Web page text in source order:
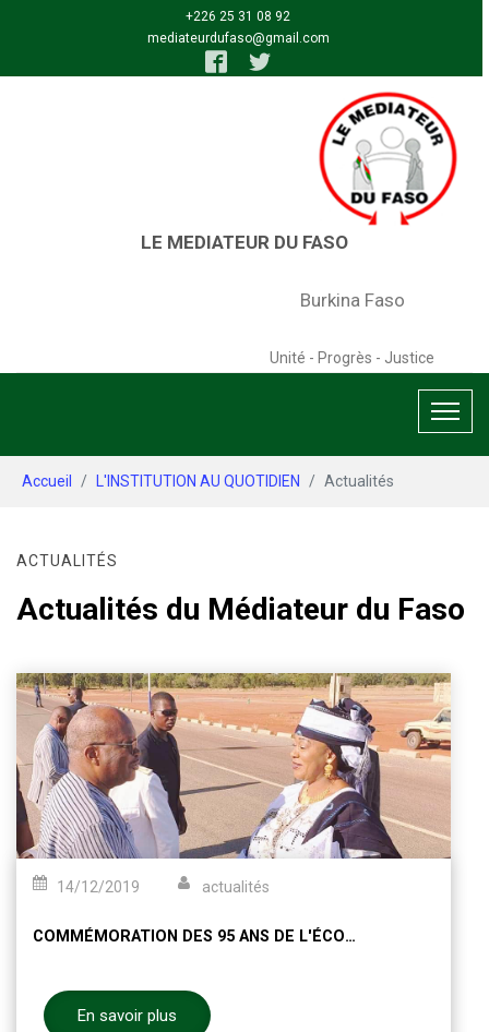
+226 25 31 08 92
mediateurdufaso@gmail.com
Burkina Faso
Unité - Progrès - Justice
Accueil L'INSTITUTION AU QUOTIDIEN Actualités
ACTUALITÉS
Actualités du Médiateur du Faso
14/12/2019 actualités
COMMÉMORATION DES 95 ANS DE L'ÉCOLE PRIMAIRE ALWATA DIAWARA À TOUGAN SOUS LE SIGNE DE LA PROMOTION DE L'EXCELLENCE DU SYSTÈME ÉDUCATIF DANS CE CONTEXTE DE DEFI SECURITAIRE.
En savoir plus